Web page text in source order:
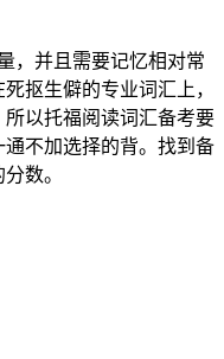
并且需要记忆相对常
抠生僻的专业词汇上，
以托福阅读词汇备考要
不加选择的背。找到备
数。